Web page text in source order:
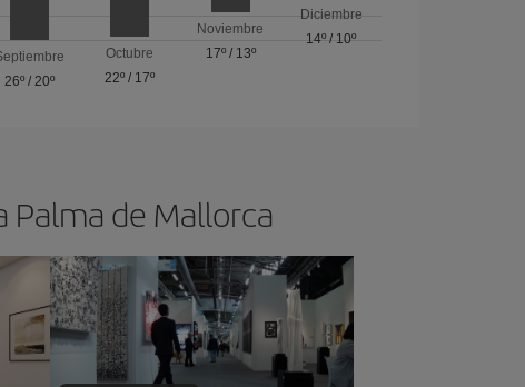
26º/ 20º
Octubre
22º / 17º
Noviembre
17º/ 13º
Diciembre
14º / 10º
Palma de Mallorca